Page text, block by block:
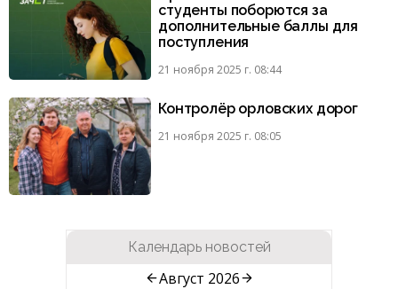
студенты поборются за
дополнительные баллы для
поступления
21 ноября 2025 г. 08:44
Контролёр орловских дорог
21 ноября 2025 г. 08:05
Календарь новостей
Август 2026